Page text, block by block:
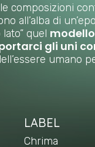
composizioni
all’alba di
quel
gli uni
umano
LABEL
Chrima